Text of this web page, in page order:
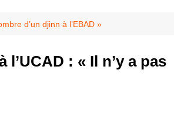
d’un djinn à l’EBAD »
: « Il n’y a pas